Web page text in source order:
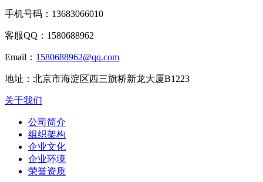
手机号码： 13683066010
客服QQ： 1580688962
Email： 1580688962@qq.com
地址： 北京市海淀区西三旗桥新龙大厦B1223
关于我们
公司简介
组织架构
企业文化
企业环境
荣誉资质